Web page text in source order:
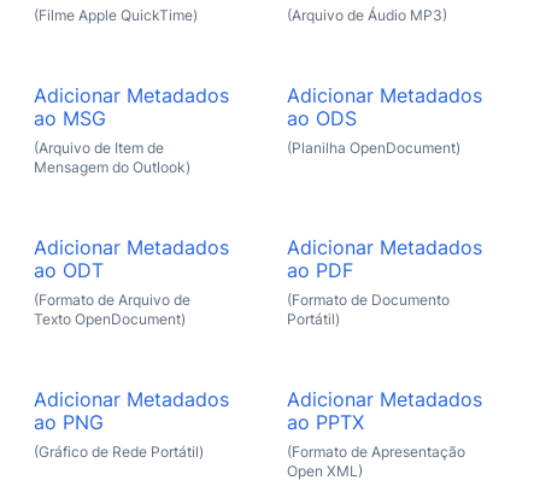
(Filme Apple QuickTime) (Arquivo de Áudio MP3)
Adicionar Metadados
ao MSG
(Arquivo de Item de
Mensagem do Outlook)
Adicionar Metadados
ao ODS
(Planilha OpenDocument)
Adicionar Metadados
ao ODT
(Formato de Arquivo de
Texto OpenDocument)
Adicionar Metadados
ao PDF
(Formato de Documento
Portátil)
Adicionar Metadados
ao PNG
(Gráfico de Rede Portátil)
Adicionar Metadados
ao PPTX
(Formato de Apresentação
Open XML)